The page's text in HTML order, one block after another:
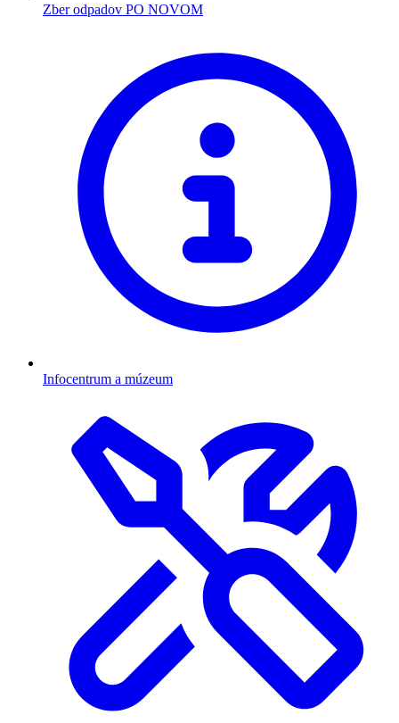
Zber odpadov PO NOVOM
Infocentrum a múzeum